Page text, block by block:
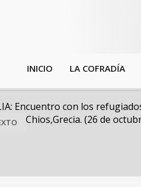
INICIO LA COFRADÍA
Encuentro con los
Chios,Grecia. (26 de